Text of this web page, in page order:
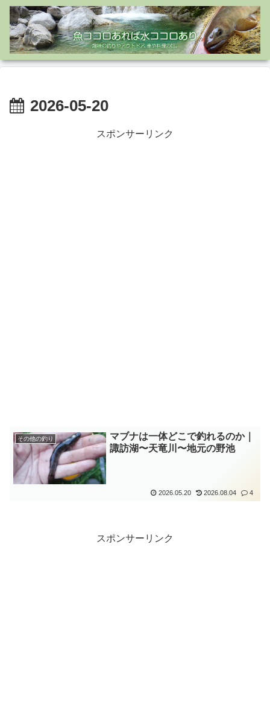
2026-05-20
スポンサーリンク
その他の釣り
マブナは一体どこで釣れるのか｜
諏訪湖〜天竜川〜地元の野池
2026.05.20 2026.08.04 4
スポンサーリンク